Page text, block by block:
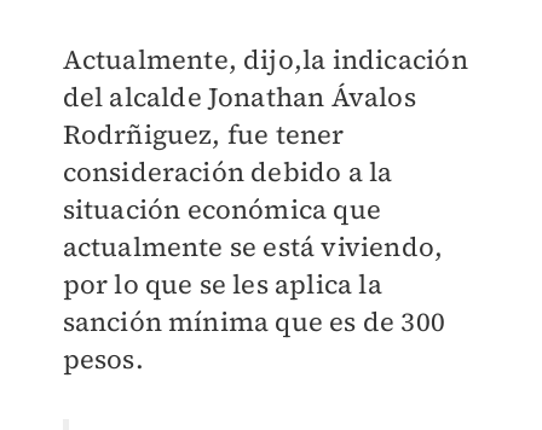
Actualmente, dijo,la indicación
del alcalde Jonathan Ávalos
Rodrñiguez, fue tener
consideración debido a la
situación económica que
actualmente se está viviendo,
por lo que se les aplica la
sanción mínima que es de 300
pesos.